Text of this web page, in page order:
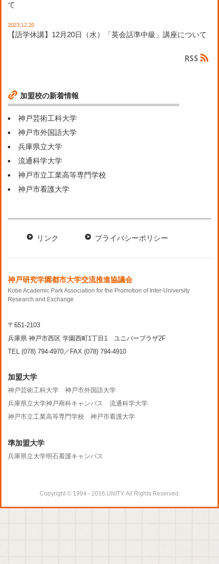
て
2023.12.20
【語学休講】12月20日（水）「英会話準中級」講座について
加盟校の新着情報
神戸芸術工科大学
神戸市外国語大学
兵庫県立大学
流通科学大学
神戸市立工業高等専門学校
神戸市看護大学
リンク プライバシーポリシー
神戸研究学園都市大学交流推進協議会
Kobe Academic Park Association for the Promotion of Inter-University
Research and Exchange
〒651-2103
兵庫県 神戸市西区 学園西町1丁目1 ユニバープラザ2F
TEL (078) 794-4970／FAX (078) 794-4910
加盟大学
神戸芸術工科大学
神戸市外国語大学
兵庫県立大学神戸商科キャンパス
流通科学大学
神戸市立工業高等専門学校
神戸市看護大学
準加盟大学
兵庫県立大学明石看護キャンパス
Copyright © 1994 - 2016 UNITY. All Rights Reserved.